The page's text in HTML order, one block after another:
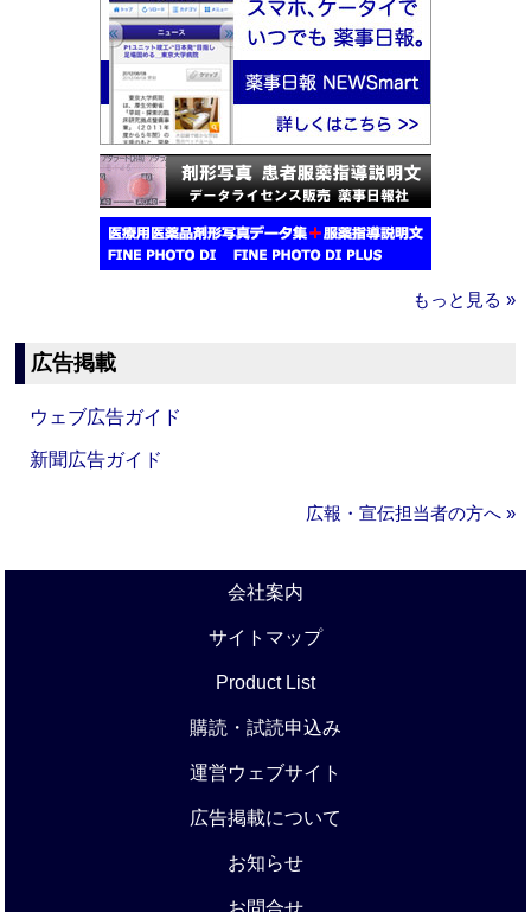
もっと見る »
広告掲載
ウェブ広告ガイド
新聞広告ガイド
広報・宣伝担当者の方へ »
会社案内
サイトマップ
Product List
購読・試読申込み
運営ウェブサイト
広告掲載について
お知らせ